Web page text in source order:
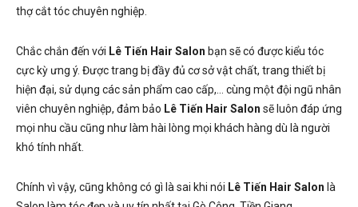
thợ cắt tóc chuyên nghiệp.
Chắc chắn đến với Lê Tiến Hair Salon bạn sẽ có được kiểu tóc
cực kỳ ưng ý. Được trang bị đầy đủ cơ sở vật chất, trang thiết bị
hiện đại, sử dụng các sản phẩm cao cấp,… cùng một đội ngũ nhân
viên chuyên nghiệp, đảm bảo Lê Tiến Hair Salon sẽ luôn đáp ứng
mọi nhu cầu cũng như làm hài lòng mọi khách hàng dù là người
khó tính nhất.
Chính vì vậy, cũng không có gì là sai khi nói Lê Tiến Hair Salon là